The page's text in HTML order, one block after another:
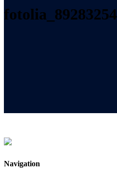
fotolia_89283254
Navigation